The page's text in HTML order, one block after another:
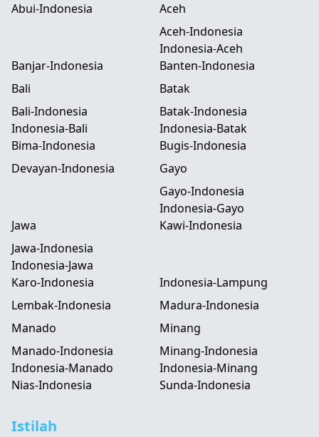
Abui-Indonesia
Aceh
Aceh-Indonesia
Indonesia-Aceh
Banjar-Indonesia
Banten-Indonesia
Bali
Bali-Indonesia
Indonesia-Bali
Batak
Batak-Indonesia
Indonesia-Batak
Bima-Indonesia
Bugis-Indonesia
Devayan-Indonesia
Gayo
Gayo-Indonesia
Indonesia-Gayo
Jawa
Jawa-Indonesia
Indonesia-Jawa
Kawi-Indonesia
Karo-Indonesia
Indonesia-Lampung
Lembak-Indonesia
Madura-Indonesia
Manado
Manado-Indonesia
Indonesia-Manado
Minang
Minang-Indonesia
Indonesia-Minang
Nias-Indonesia
Sunda-Indonesia
Istilah